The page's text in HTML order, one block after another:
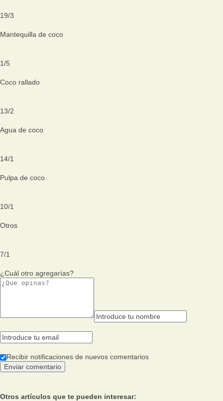
19/3
Mantequilla de coco
1/5
Coco rallado
13/2
Agua de coco
14/1
Pulpa de coco
10/1
Otros
7/1
¿Cuál otro agregarías?
Recibir notificaciones de nuevos comentarios
Otros artículos que te pueden interesar: